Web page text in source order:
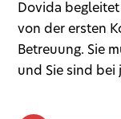
Dovida begleitet
von der ersten
Betreuung. Sie
und Sie sind bei